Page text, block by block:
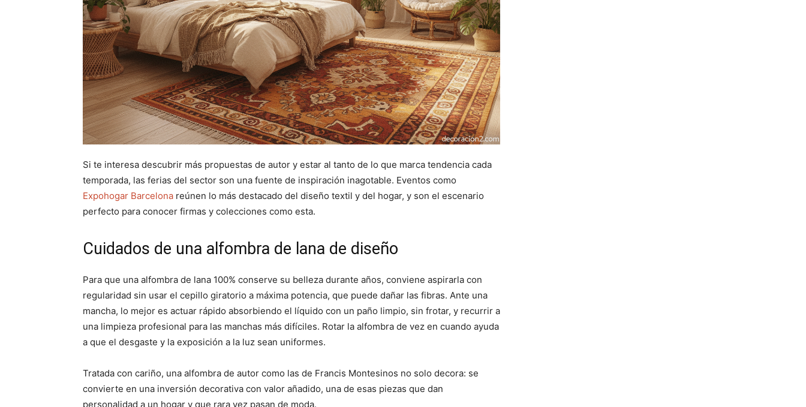
Si te interesa descubrir más propuestas de autor y estar al tanto de lo que marca tendencia cada
temporada, las ferias del sector son una fuente de inspiración inagotable. Eventos como
Expohogar Barcelona reúnen lo más destacado del diseño textil y del hogar, y son el escenario
perfecto para conocer firmas y colecciones como esta.
Cuidados de una alfombra de lana de diseño
Para que una alfombra de lana 100% conserve su belleza durante años, conviene aspirarla con
regularidad sin usar el cepillo giratorio a máxima potencia, que puede dañar las fibras. Ante una
mancha, lo mejor es actuar rápido absorbiendo el líquido con un paño limpio, sin frotar, y recurrir a
una limpieza profesional para las manchas más difíciles. Rotar la alfombra de vez en cuando ayuda
a que el desgaste y la exposición a la luz sean uniformes.
Tratada con cariño, una alfombra de autor como las de Francis Montesinos no solo decora: se
convierte en una inversión decorativa con valor añadido, una de esas piezas que dan
personalidad a un hogar y que rara vez pasan de moda.